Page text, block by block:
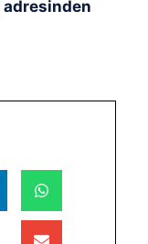
adresinden